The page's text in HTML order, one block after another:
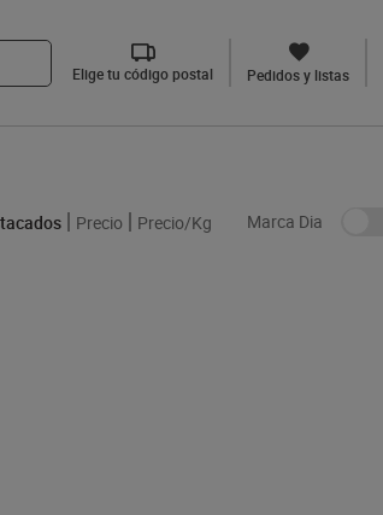
Elige tu código postal Pedidos y listas
Precio Precio/Kg Marca Dia